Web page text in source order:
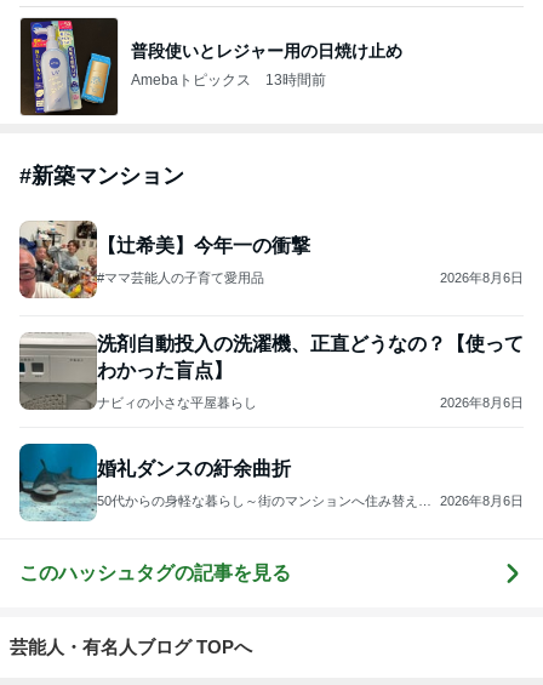
普段使いとレジャー用の日焼け止め
Amebaトピックス 13時間前
#新築マンション
【辻希美】今年一の衝撃
#ママ芸能人の子育て愛用品 2026年8月6日
洗剤自動投入の洗濯機、正直どうなの？【使って
わかった盲点】
ナビィの小さな平屋暮らし 2026年8月6日
婚礼ダンスの紆余曲折
50代からの身軽な暮らし～街のマンションへ住み替えて
2026年8月6日
このハッシュタグの記事を見る
芸能人・有名人ブログ TOPへ